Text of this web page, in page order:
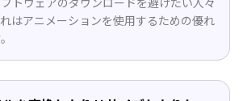
はアニメーションを使用するための優れ